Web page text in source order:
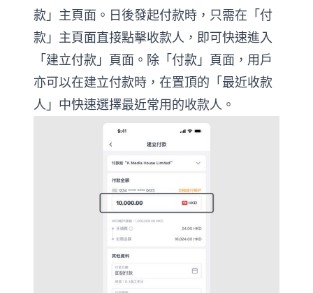
款」主頁面。日後發起付款時，只需在「付
款」主頁面直接點擊收款人，即可快速進入
「建立付款」頁面。除「付款」頁面，用戶
亦可以在建立付款時，在置頂的「最近收款
人」中快速選擇最近常用的收款人。